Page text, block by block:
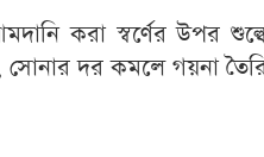
করা স্বর্ণের উপর
সোনার দর কমলে গয়না